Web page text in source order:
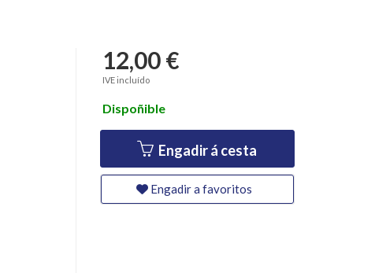
12,00 €
IVE incluído
Dispoñible
Engadir á cesta
Engadir a favoritos